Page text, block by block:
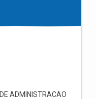
ADMINISTRACAO